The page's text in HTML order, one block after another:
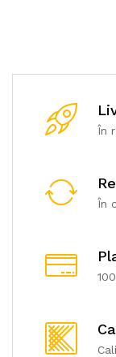
Posters
În
În